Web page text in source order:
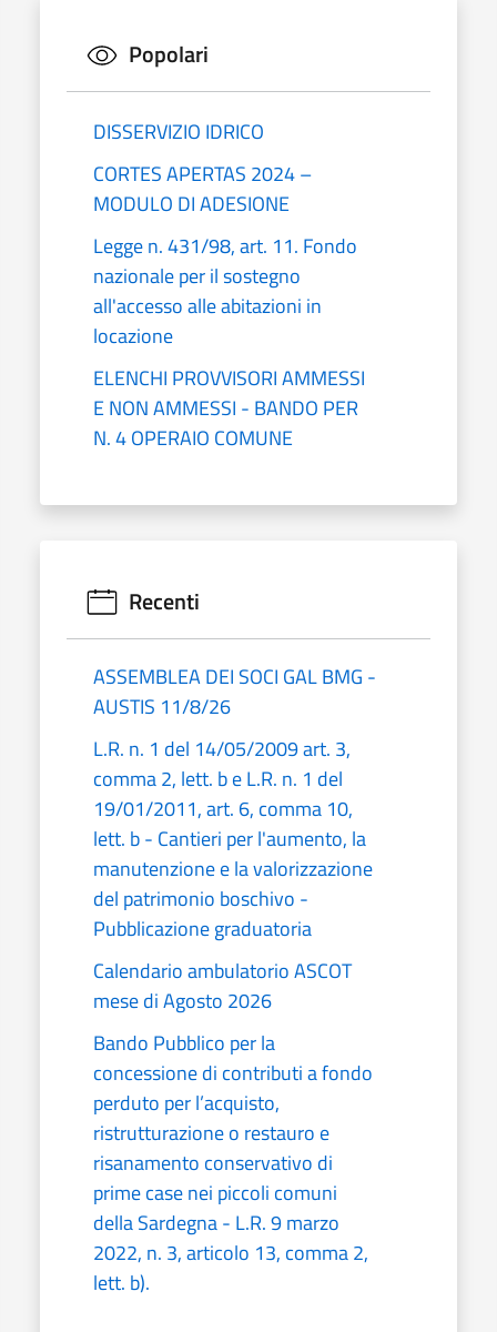
Popolari
DISSERVIZIO IDRICO
CORTES APERTAS 2024 –
MODULO DI ADESIONE
Legge n. 431/98, art. 11. Fondo
nazionale per il sostegno
all'accesso alle abitazioni in
locazione
ELENCHI PROVVISORI AMMESSI
E NON AMMESSI - BANDO PER
N. 4 OPERAIO COMUNE
Recenti
ASSEMBLEA DEI SOCI GAL BMG -
AUSTIS 11/8/26
L.R. n. 1 del 14/05/2009 art. 3,
comma 2, lett. b e L.R. n. 1 del
19/01/2011, art. 6, comma 10,
lett. b - Cantieri per l'aumento, la
manutenzione e la valorizzazione
del patrimonio boschivo -
Pubblicazione graduatoria
Calendario ambulatorio ASCOT
mese di Agosto 2026
Bando Pubblico per la
concessione di contributi a fondo
perduto per l’acquisto,
ristrutturazione o restauro e
risanamento conservativo di
prime case nei piccoli comuni
della Sardegna - L.R. 9 marzo
2022, n. 3, articolo 13, comma 2,
lett. b).